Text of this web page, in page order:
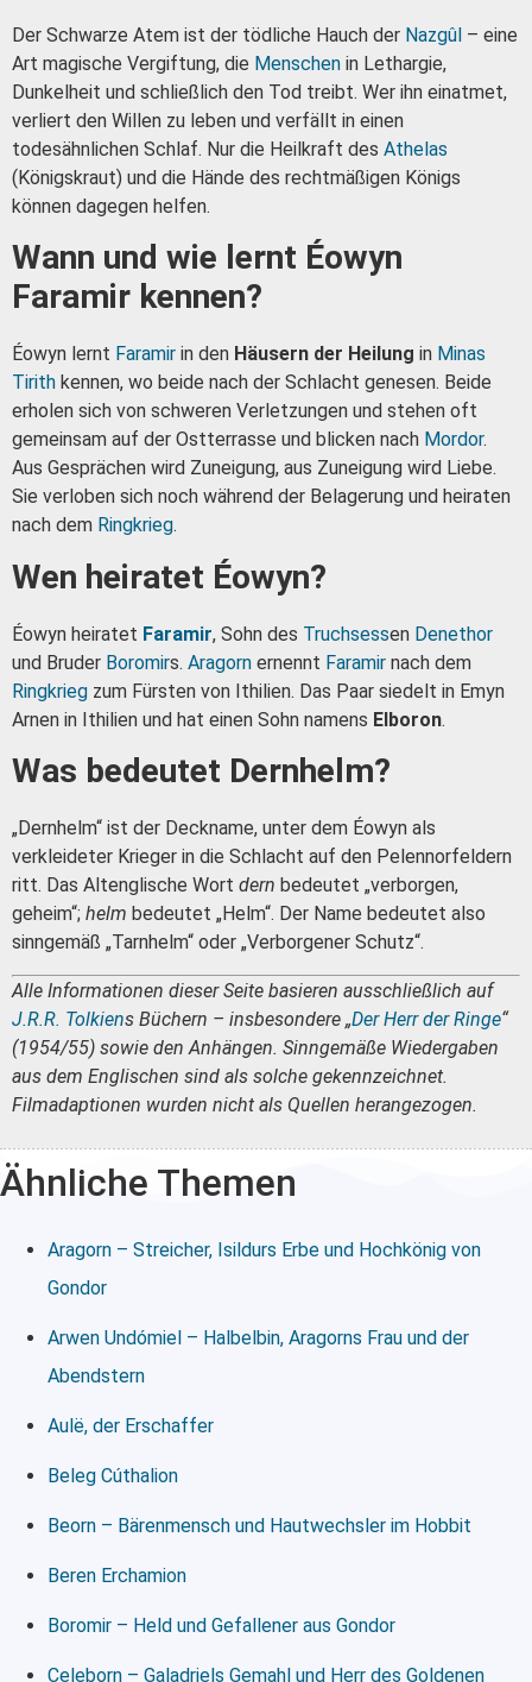
Der Schwarze Atem ist der tödliche Hauch der Nazgûl – eine
Art magische Vergiftung, die Menschen in Lethargie,
Dunkelheit und schließlich den Tod treibt. Wer ihn einatmet,
verliert den Willen zu leben und verfällt in einen
todesähnlichen Schlaf. Nur die Heilkraft des Athelas
(Königskraut) und die Hände des rechtmäßigen Königs
können dagegen helfen.
Wann und wie lernt Éowyn
Faramir kennen?
Éowyn lernt Faramir in den Häusern der Heilung in Minas
Tirith kennen, wo beide nach der Schlacht genesen. Beide
erholen sich von schweren Verletzungen und stehen oft
gemeinsam auf der Ostterrasse und blicken nach Mordor.
Aus Gesprächen wird Zuneigung, aus Zuneigung wird Liebe.
Sie verloben sich noch während der Belagerung und heiraten
nach dem Ringkrieg.
Wen heiratet Éowyn?
Éowyn heiratet Faramir, Sohn des Truchsessen Denethor
und Bruder Boromirs. Aragorn ernennt Faramir nach dem
Ringkrieg zum Fürsten von Ithilien. Das Paar siedelt in Emyn
Arnen in Ithilien und hat einen Sohn namens Elboron.
Was bedeutet Dernhelm?
„Dernhelm“ ist der Deckname, unter dem Éowyn als
verkleideter Krieger in die Schlacht auf den Pelennorfeldern
ritt. Das Altenglische Wort dern bedeutet „verborgen,
geheim“; helm bedeutet „Helm“. Der Name bedeutet also
sinngemäß „Tarnhelm“ oder „Verborgener Schutz“.
Alle Informationen dieser Seite basieren ausschließlich auf
J.R.R. Tolkiens Büchern – insbesondere „Der Herr der Ringe“
(1954/55) sowie den Anhängen. Sinngemäße Wiedergaben
aus dem Englischen sind als solche gekennzeichnet.
Filmadaptionen wurden nicht als Quellen herangezogen.
Ähnliche Themen
Aragorn – Streicher, Isildurs Erbe und Hochkönig von
Gondor
Arwen Undómiel – Halbelbin, Aragorns Frau und der
Abendstern
Aulë, der Erschaffer
Beleg Cúthalion
Beorn – Bärenmensch und Hautwechsler im Hobbit
Beren Erchamion
Boromir – Held und Gefallener aus Gondor
Celeborn – Galadriels Gemahl und Herr des Goldenen